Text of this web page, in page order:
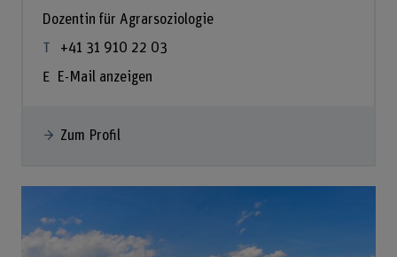
Dozentin für Agrarsoziologie
+41 31 910 22 03
E-Mail anzeigen
Zum Profil